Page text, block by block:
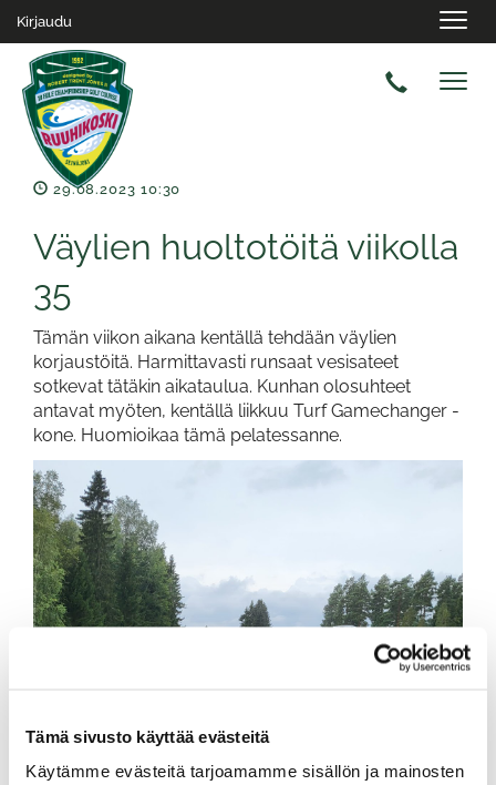
Tämä sivusto käyttää evästeitä
Käytämme evästeitä tarjoamamme sisällön ja mainosten
Kirjaudu
29.08.2023 10:30
Väylien huoltotöitä viikolla
35
Tämän viikon aikana kentällä tehdään väylien
korjaustöitä. Harmittavasti runsaat vesisateet
sotkevat tätäkin aikataulua. Kunhan olosuhteet
antavat myöten, kentällä liikkuu Turf Gamechanger -
kone. Huomioikaa tämä pelatessanne.